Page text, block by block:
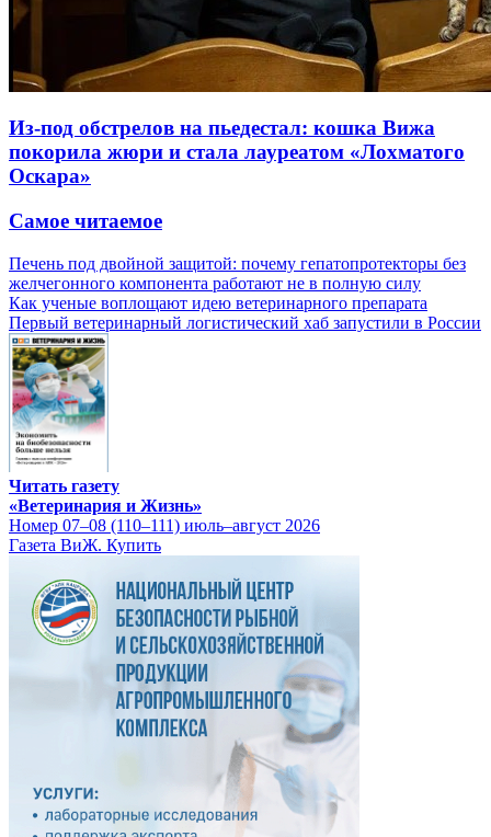
Из-под обстрелов на пьедестал: кошка Вижа
покорила жюри и стала лауреатом «Лохматого
Оскара»
Самое читаемое
Печень под двойной защитой: почему гепатопротекторы без
желчегонного компонента работают не в полную силу
Как ученые воплощают идею ветеринарного препарата
Первый ветеринарный логистический хаб запустили в России
Читать газету
«Ветеринария и Жизнь»
Номер 07–08 (110–111) июль–август 2026
Газета ВиЖ. Купить